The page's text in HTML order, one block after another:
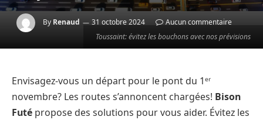
Toussaint: évitez les bouchons avec nos prévisions
By Renaud 31 octobre 2024 Aucun commentaire
Envisagez-vous un départ pour le pont du 1ᵉʳ
novembre? Les routes s’annoncent chargées! Bison
Futé propose des solutions pour vous aider. Évitez les